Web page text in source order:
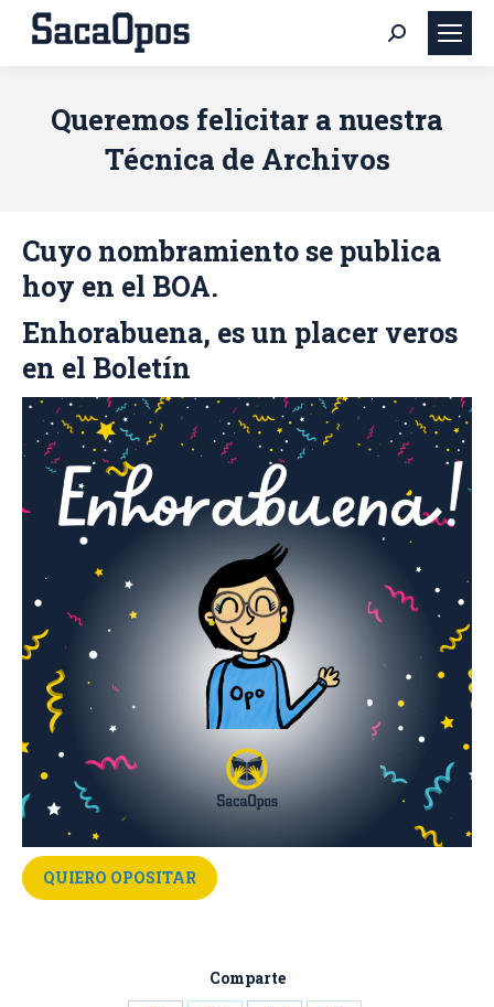
Buscar:
Queremos felicitar a nuestra
Técnica de Archivos
Cuyo nombramiento se publica
hoy en el BOA.
Enhorabuena, es un placer veros
en el Boletín
QUIERO OPOSITAR
Comparte